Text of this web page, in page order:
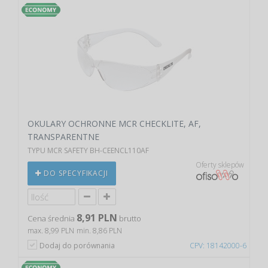
CPV: 18142000-6
OKULARY OCHRONNE MCR CHECKLITE, AF,
TRANSPARENTNE
TYPU MCR SAFETY BH-CEENCL110AF
DO SPECYFIKACJI
Oferty sklepów
Cena średnia 8,91 PLN brutto
max. 8,99 PLN min. 8,86 PLN
Dodaj do porównania